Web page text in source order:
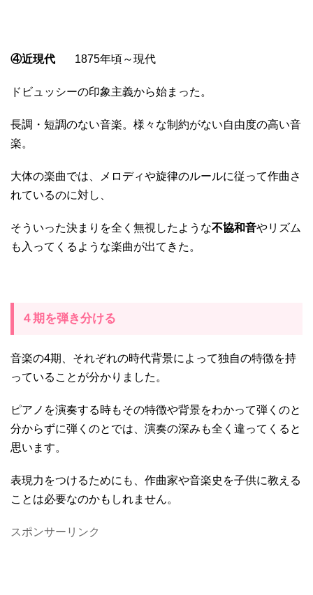
④近現代 1875年頃～現代
ドビュッシーの印象主義から始まった。
長調・短調のない音楽。様々な制約がない自由度の高い音
楽。
大体の楽曲では、メロディや旋律のルールに従って作曲さ
れているのに対し、
そういった決まりを全く無視したような不協和音やリズム
も入ってくるような楽曲が出てきた。
４期を弾き分ける
音楽の4期、それぞれの時代背景によって独自の特徴を持
っていることが分かりました。
ピアノを演奏する時もその特徴や背景をわかって弾くのと
分からずに弾くのとでは、演奏の深みも全く違ってくると
思います。
表現力をつけるためにも、作曲家や音楽史を子供に教える
ことは必要なのかもしれません。
スポンサーリンク